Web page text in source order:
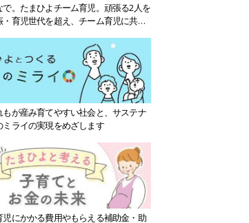
。たまひよチーム育児。頑張る2人を
育児世代を超え、チーム育児に共感
もが産み育てやすい社会と、サステナ
ミライの実現をめざします
にかかる費用やもらえる補助金・助